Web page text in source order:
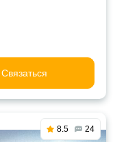
Связаться
8.5 24